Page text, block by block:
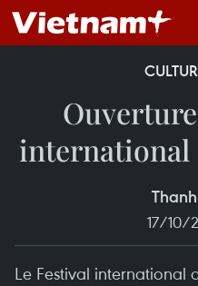
international
17/10/
Le Festival international